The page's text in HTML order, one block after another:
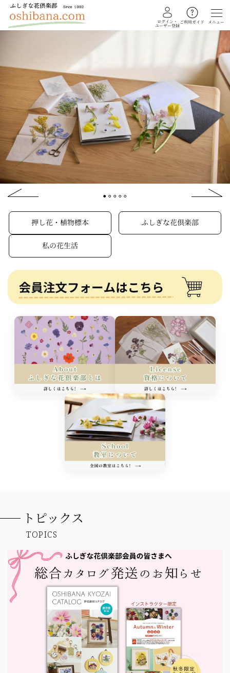
ログイン・
ユーザー登録
ご利用ガイド メニュー
教室を探す
イベント
ギャラリー
会員注文フォーム
カテゴリー
押し花・植物標本
私の花生活
押し花・植物標本 ふしぎな花倶楽部
私の花生活
TOPICS
トピックス